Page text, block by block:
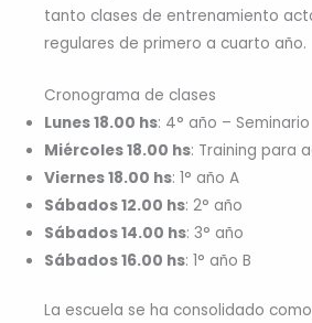
tanto clases de entrenamiento
regulares de primero a cuarto año.
Cronograma de clases
Lunes 18.00 hs: 4° año – Seminario
Miércoles 18.00 hs: Training para
Viernes 18.00 hs: 1° año A
Sábados 12.00 hs: 2° año
Sábados 14.00 hs: 3° año
Sábados 16.00 hs: 1° año B
La escuela se ha consolidado